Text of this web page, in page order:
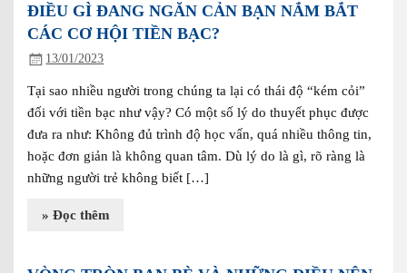
ĐIỀU GÌ ĐANG NGĂN CẢN BẠN NẮM BẮT
CÁC CƠ HỘI TIỀN BẠC?
13/01/2023
Tại sao nhiều người trong chúng ta lại có thái độ “kém cỏi”
đối với tiền bạc như vậy? Có một số lý do thuyết phục được
đưa ra như: Không đủ trình độ học vấn, quá nhiều thông tin,
hoặc đơn giản là không quan tâm. Dù lý do là gì, rõ ràng là
những người trẻ không biết […]
» Đọc thêm